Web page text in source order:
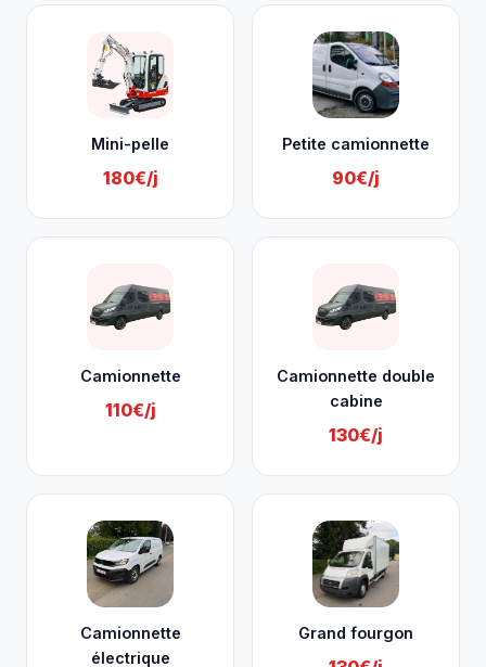
Mini-pelle
180€/j
Petite camionnette
90€/j
Camionnette
110€/j
Camionnette double
cabine
130€/j
Camionnette
électrique
Grand fourgon